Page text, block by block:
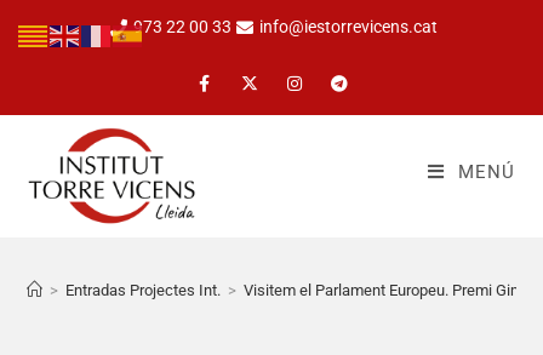
973 22 00 33 info@iestorrevicens.cat
MENÚ
> Entradas Projectes Int. > Visitem el Parlament Europeu. Premi